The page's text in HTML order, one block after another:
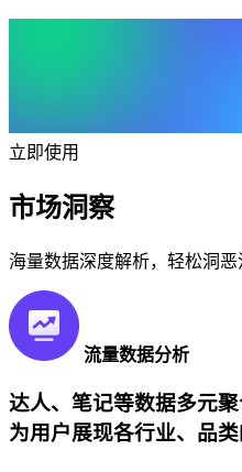
立即使用
市场洞察
海量数据深度解析，轻松洞
流量数据分析
达人、笔记等数据多元
为用户展现各行业、品类